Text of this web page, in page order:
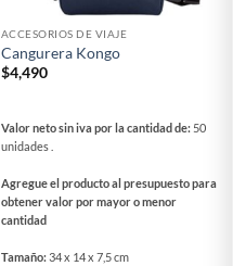
ACCESORIOS DE VIAJE
Cangurera Kongo
$4,490
Valor neto sin iva por la cantidad de: 50
unidades .
Agregue el producto al presupuesto para
obtener valor por mayor o menor
cantidad
Tamaño:34 x 14 x 7,5 cm